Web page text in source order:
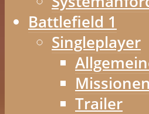
Battlefield 1
Singleplayer
Missionen
Trailer